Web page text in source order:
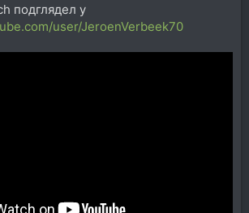
подглядел у
user/JeroenVerbeek70